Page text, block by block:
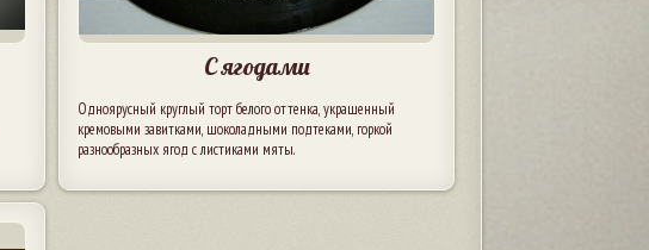
С ягодами
Одноярусный круглый торт белого оттенка, украшенный
кремовыми завитками, шоколадными подтеками, горкой
разнообразных ягод с листиками мяты.